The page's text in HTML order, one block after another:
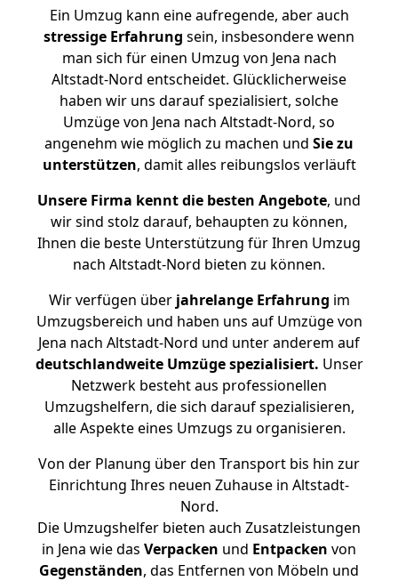
Ein Umzug kann eine aufregende, aber auch
stressige Erfahrung sein, insbesondere wenn
man sich für einen Umzug von Jena nach
Altstadt-Nord entscheidet. Glücklicherweise
haben wir uns darauf spezialisiert, solche
Umzüge von Jena nach Altstadt-Nord, so
angenehm wie möglich zu machen und Sie zu
unterstützen, damit alles reibungslos verläuft
Unsere Firma kennt die besten Angebote, und
wir sind stolz darauf, behaupten zu können,
Ihnen die beste Unterstützung für Ihren Umzug
nach Altstadt-Nord bieten zu können.
Wir verfügen überjahrelange Erfahrung im
Umzugsbereich und haben uns auf Umzüge von
Jena nach Altstadt-Nord und unter anderem auf
deutschlandweite Umzüge spezialisiert. Unser
Netzwerk besteht aus professionellen
Umzugshelfern, die sich darauf spezialisieren,
alle Aspekte eines Umzugs zu organisieren.
Von der Planung über den Transport bis hin zur
Einrichtung Ihres neuen Zuhause in Altstadt-
Nord.
Die Umzugshelfer bieten auch Zusatzleistungen
in Jena wie das Verpacken und Entpacken von
Gegenständen, das Entfernen von Möbeln und